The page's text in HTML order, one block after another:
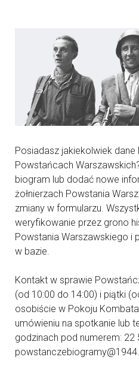
Posiadasz jakiekolwiek dane
Powstańcach
biogram lub dodać nowe
żołnierzach Powstania
zmiany w formularzu.
weryfikowanie przez grono
Powstania Warszawskiego i
w bazie.
Kontakt w sprawie
(od 10:00 do 14:00) i piątki
osobiście w Pokoju
umówieniu na spotkanie lub
godzinach pod numerem: 22